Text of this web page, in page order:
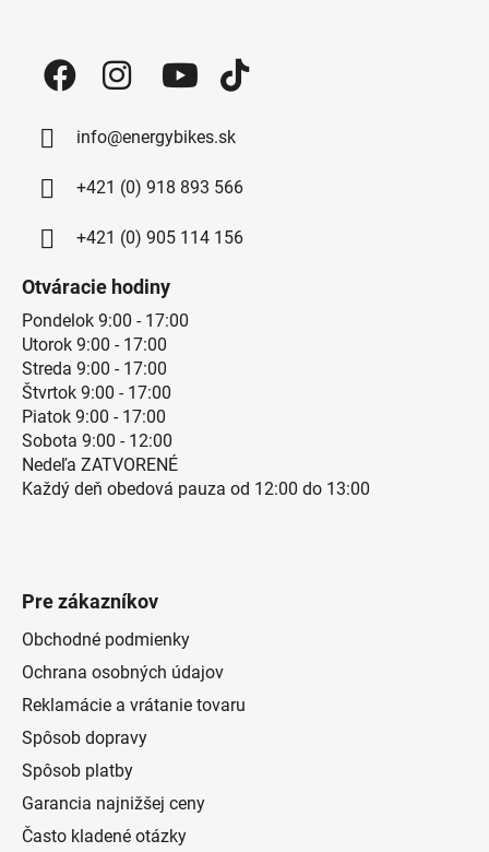
info@energybikes.sk
+421 (0) 918 893 566
+421 (0) 905 114 156
Otváracie hodiny
Pondelok 9:00 - 17:00
Utorok 9:00 - 17:00
Streda 9:00 - 17:00
Štvrtok 9:00 - 17:00
Piatok 9:00 - 17:00
Sobota 9:00 - 12:00
Nedeľa ZATVORENÉ
Každý deň obedová pauza od 12:00 do 13:00
Pre zákazníkov
Obchodné podmienky
Ochrana osobných údajov
Reklamácie a vrátanie tovaru
Spôsob dopravy
Spôsob platby
Garancia najnižšej ceny
Často kladené otázky